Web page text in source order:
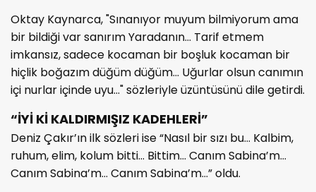
Oktay Kaynarca, "Sınanıyor muyum bilmiyorum ama
bir bildiği var sanırım Yaradanın... Tarif etmem
imkansız, sadece kocaman bir boşluk kocaman bir
hiçlik boğazım düğüm düğüm... Uğurlar olsun canımın
içi nurlar içinde uyu…" sözleriyle üzüntüsünü dile getirdi.
“İYİ Kİ KALDIRMIŞIZ KADEHLERİ”
Deniz Çakır’ın ilk sözleri ise “Nasıl bir sızı bu… Kalbim,
ruhum, elim, kolum bitti… Bittim… Canım Sabina’m…
Canım Sabina’m… Canım Sabina’m…” oldu.